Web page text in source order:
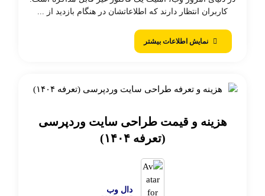
کاربران انتظار دارند که اطلاعاتشان در هنگام بازدید از ...
نمایش اطلاعات بیشتر
هزینه و قیمت طراحی سایت وردپرسی
(تعرفه ۱۴۰۴)
دال وب